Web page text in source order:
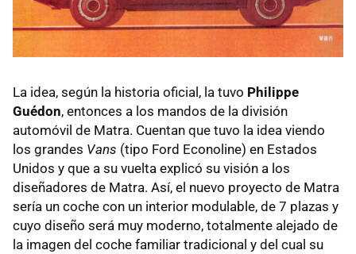
La idea, según la historia oficial, la tuvo Philippe
Guédon, entonces a los mandos de la división
automóvil de Matra. Cuentan que tuvo la idea viendo
los grandes Vans (tipo Ford Econoline) en Estados
Unidos y que a su vuelta explicó su visión a los
diseñadores de Matra. Así, el nuevo proyecto de Matra
sería un coche con un interior modulable, de 7 plazas y
cuyo diseño será muy moderno, totalmente alejado de
la imagen del coche familiar tradicional y del cual su